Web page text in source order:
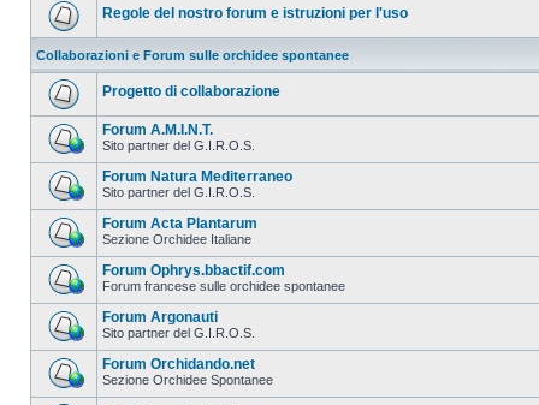
Regole del nostro forum e istruzioni per l'uso
Collaborazioni e Forum sulle orchidee spontanee
Progetto di collaborazione
Forum A.M.I.N.T.
Sito partner del G.I.R.O.S.
Forum Natura Mediterraneo
Sito partner del G.I.R.O.S.
Forum Acta Plantarum
Sezione Orchidee Italiane
Forum Ophrys.bbactif.com
Forum francese sulle orchidee spontanee
Forum Argonauti
Sito partner del G.I.R.O.S.
Forum Orchidando.net
Sezione Orchidee Spontanee